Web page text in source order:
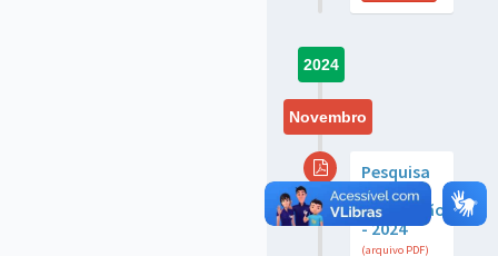
2024
Novembro
Pesquisa
de
satisfação
- 2024
(arquivo PDF)